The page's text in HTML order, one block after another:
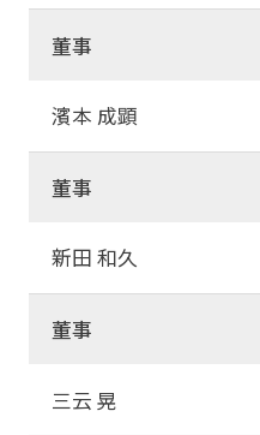
董事
濱本 成顕
董事
新田 和久
董事
三云 晃